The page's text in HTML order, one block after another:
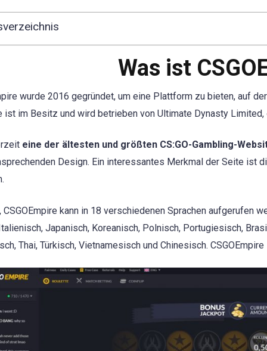
Was ist
wurde 2016 gegründet, um eine Plattform zu bieten, auf
ist im Besitz und wird betrieben von Ultimate Dynasty
eine der ältesten und größten CS:GO-Gambling-
Design. Ein interessantes Merkmal der Seite ist
CSGOEmpire kann in 18 verschiedenen Sprachen aufgerufen
Japanisch, Koreanisch, Polnisch, Portugiesisch,
Thai, Türkisch, Vietnamesisch und Chinesisch.